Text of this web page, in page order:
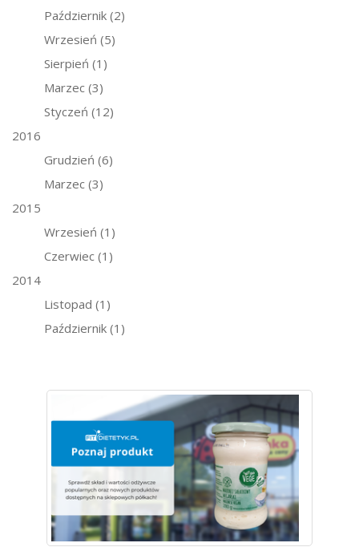
Październik (2)
Wrzesień (5)
Sierpień (1)
Marzec (3)
Styczeń (12)
2016
Grudzień (6)
Marzec (3)
2015
Wrzesień (1)
Czerwiec (1)
2014
Listopad (1)
Październik (1)